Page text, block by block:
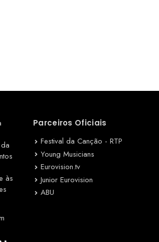
às
Parceiros Oficiais
Festival da Canção - RTP
Young Musicians
Eurovision.tv
Junior Eurovision
ABU